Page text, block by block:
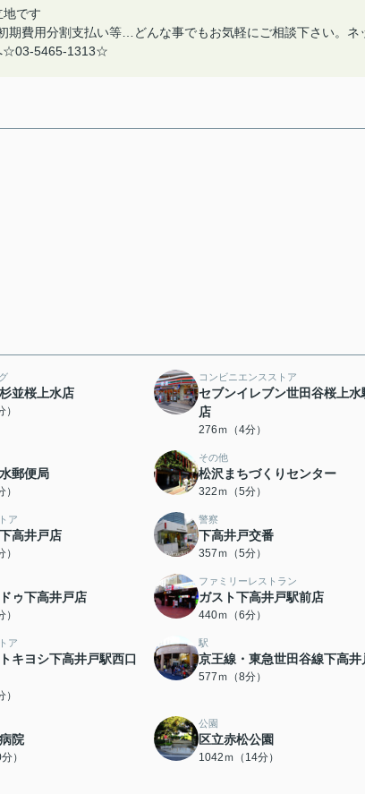
です
費用分割支払い等…どんな事でもお気軽にご相談下さい。ネ
☆03-5465-1313☆
並桜上水店
コンビニエンスストア
セブンイレブン世田谷桜上水
店
276ｍ（4分）
郵便局
その他
松沢まちづくりセンター
322ｍ（5分）
ア
高井戸店
警察
下高井戸交番
357ｍ（5分）
ゥ下高井戸店
ファミリーレストラン
ガスト下高井戸駅前店
440ｍ（6分）
ア
キヨシ下高井戸駅西口
駅
京王線・東急世田谷線下高井
577ｍ（8分）
院
）
公園
区立赤松公園
1042ｍ（14分）